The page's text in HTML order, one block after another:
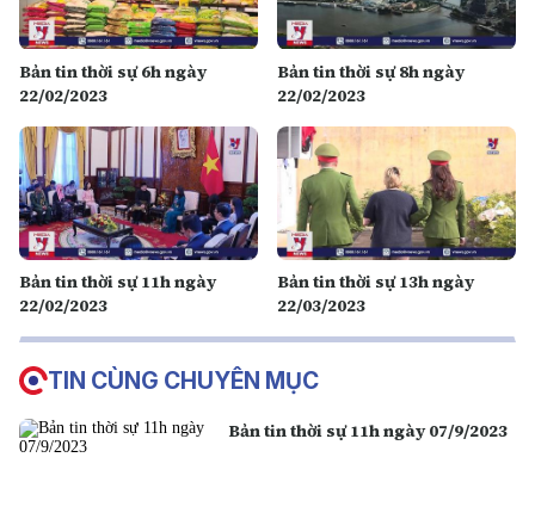
Bản tin thời sự 6h ngày
22/02/2023
Bản tin thời sự 8h ngày
22/02/2023
Bản tin thời sự 11h ngày
22/02/2023
Bản tin thời sự 13h ngày
22/03/2023
TIN CÙNG CHUYÊN MỤC
Bản tin thời sự 11h ngày 07/9/2023